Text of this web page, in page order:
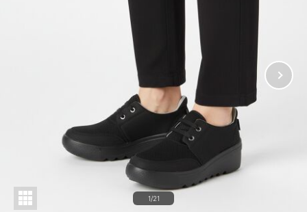
1/21